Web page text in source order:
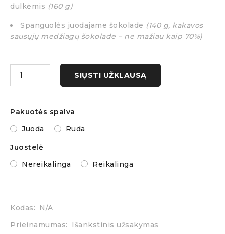
dulkėmis (160 g)
Spanguolės juodajame šokolade (140 g, kakavos
sausųjų medžiagų šokolade – ne mažiau kaip 70%)
SIŲSTI UŽKLAUSĄ
Pakuotės spalva
Juoda
Ruda
Juostelė
Nereikalinga
Reikalinga
Kodas: N/A
Prieinamumas:
Išankstinis užsakymas